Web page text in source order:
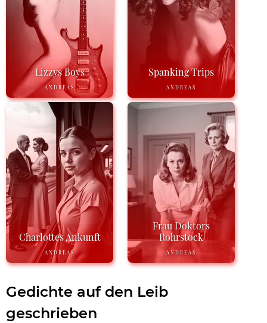
Lizzys Boys
ANDREAS
Spanking Trips
ANDREAS
Charlottes Ankunft
ANDREAS
Frau Doktors
Rohrstock
ANDREAS
Gedichte auf den Leib
geschrieben